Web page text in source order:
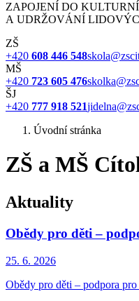
ZAPOJENÍ DO
A UDRŽOVÁNÍ
ZŠ
+420 608 446 548
MŠ
+420 723 605 476
ŠJ
+420 777 918 521
Úvodní stránka
ZŠ a MŠ
Aktuality
Obědy pro děti –
25. 6. 2026
Obědy pro děti – podpora